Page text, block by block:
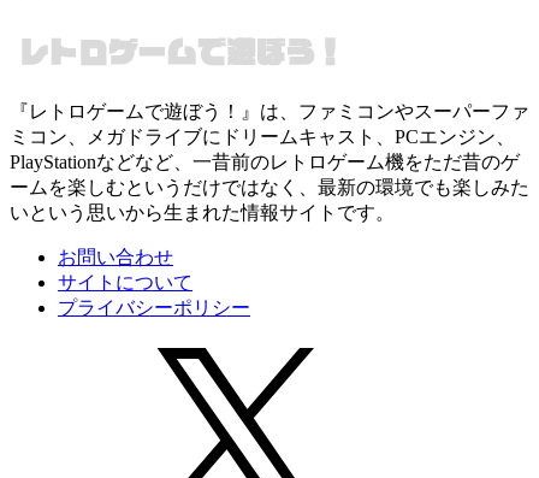
『レトロゲームで遊ぼう！』は、ファミコンやスーパーファ
ミコン、メガドライブにドリームキャスト、PCエンジン、
PlayStationなどなど、一昔前のレトロゲーム機をただ昔のゲ
ームを楽しむというだけではなく、最新の環境でも楽しみた
いという思いから生まれた情報サイトです。
お問い合わせ
サイトについて
プライバシーポリシー